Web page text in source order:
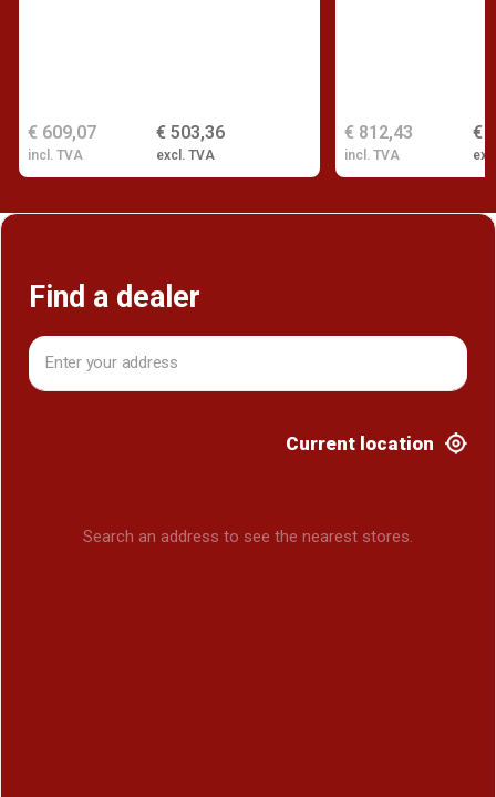
€ 503,36
excl. TVA
€ 609,07
incl. TVA
€
€ 812,43
incl. TVA
Find a dealer
Current location
Search an address to see the nearest stores.